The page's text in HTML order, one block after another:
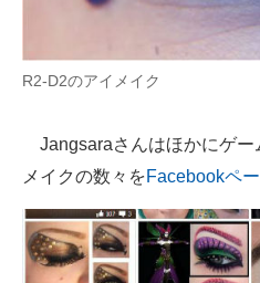
R2-D2のアイメイク
Jangsaraさんはほかにゲー
メイクの数々をFacebookペ